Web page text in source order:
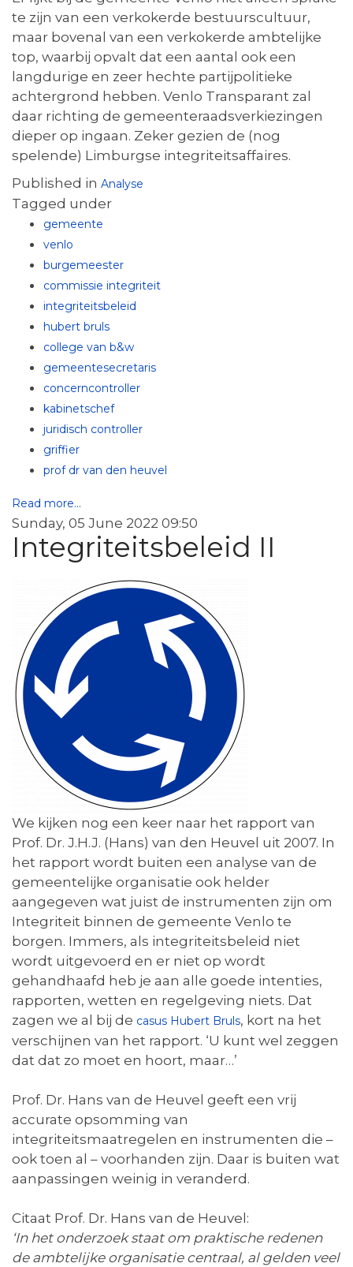
te zijn van een verkokerde bestuurscultuur,
maar bovenal van een verkokerde ambtelijke
top, waarbij opvalt dat een aantal ook een
langdurige en zeer hechte partijpolitieke
achtergrond hebben. Venlo Transparant zal
daar richting de gemeenteraadsverkiezingen
dieper op ingaan. Zeker gezien de (nog
spelende) Limburgse integriteitsaffaires.
Published in Analyse
Tagged under
gemeente
venlo
burgemeester
commissie integriteit
integriteitsbeleid
hubert bruls
college van b&w
gemeentesecretaris
concerncontroller
kabinetschef
juridisch controller
griffier
prof dr van den heuvel
Read more...
Sunday, 05 June 2022 09:50
Integriteitsbeleid II
We kijken nog een keer naar het rapport van
Prof. Dr. J.H.J. (Hans) van den Heuvel uit 2007. In
het rapport wordt buiten een analyse van de
gemeentelijke organisatie ook helder
aangegeven wat juist de instrumenten zijn om
Integriteit binnen de gemeente Venlo te
borgen. Immers, als integriteitsbeleid niet
wordt uitgevoerd en er niet op wordt
gehandhaafd heb je aan alle goede intenties,
rapporten, wetten en regelgeving niets. Dat
zagen we al bij de casus Hubert Bruls, kort na het
verschijnen van het rapport. ‘U kunt wel zeggen
dat dat zo moet en hoort, maar…’
Prof. Dr. Hans van de Heuvel geeft een vrij
accurate opsomming van
integriteitsmaatregelen en instrumenten die –
ook toen al – voorhanden zijn. Daar is buiten wat
aanpassingen weinig in veranderd.
Citaat Prof. Dr. Hans van de Heuvel:
‘In het onderzoek staat om praktische redenen
de ambtelijke organisatie centraal, al gelden veel